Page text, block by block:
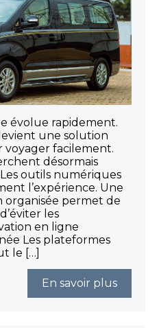
évolue rapidement.
une solution
facilement.
désormais
outils numériques
l’expérience. Une
organisée permet de
les
en ligne
Les plateformes
le […]
En savoir plus